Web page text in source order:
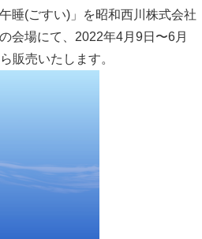
睡(ごすい)」を昭和西川株式会社
会場にて、2022年4月9日〜6月
販売いたします。